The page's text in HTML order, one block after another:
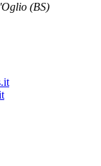
(BS)